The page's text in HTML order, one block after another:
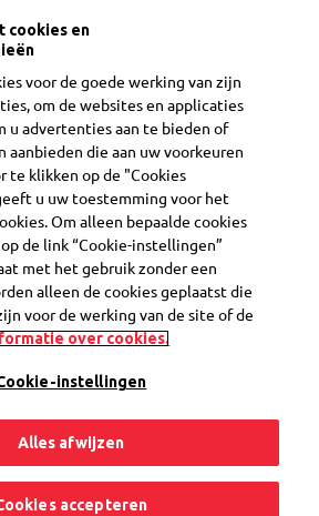
je pakjes in één app
– in Google Play
Aanmelden
zoals jij het wilt.
voorkeuren ook kunt instellen in de My
cookies en
voor de goede werking van zijn
om de websites en applicaties
u advertenties aan te bieden of
aanbieden die aan uw voorkeuren
te klikken op de "Cookies
u uw toestemming voor het
Om alleen bepaalde cookies
de link “Cookie-instellingen”
met het gebruik zonder een
alleen de cookies geplaatst die
voor de werking van de site of de
over cookies.
instellingen
Alles afwijzen
accepteren